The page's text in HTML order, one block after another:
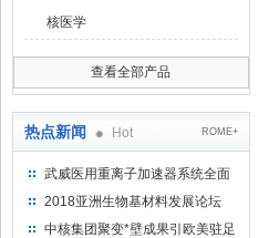
核医学
查看全部产品
热点新闻 Hot ROME+
武威医用重离子加速器系统全面
完成检测报告 临床试验正式启动
2018亚洲生物基材料发展论坛
中核集团聚变*壁成果引欧美驻足